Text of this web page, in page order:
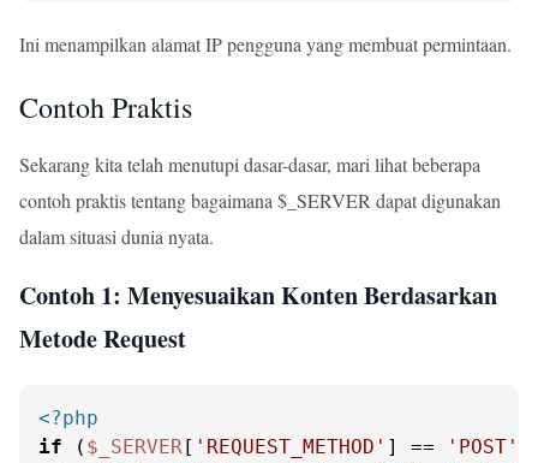
Ini menampilkan alamat IP pengguna yang membuat permintaan.
Contoh Praktis
Sekarang kita telah menutupi dasar-dasar, mari lihat beberapa
contoh praktis tentang bagaimana $_SERVER dapat digunakan
dalam situasi dunia nyata.
Contoh 1: Menyesuaikan Konten Berdasarkan
Metode Request
<?php
if ( $_SERVER[ 'REQUEST_METHOD' ] ==
'POST'